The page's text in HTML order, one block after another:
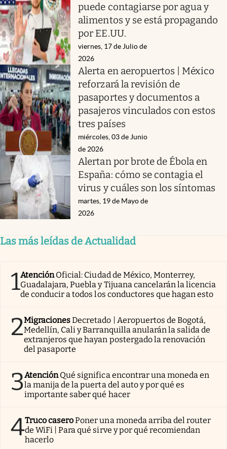
puede contagiarse por agua y
alimentos y se está propagando
por EE.UU.
viernes, 17 de Julio de
2026
Alerta en aeropuertos | México
reforzará la revisión de
pasaportes y documentos a
pasajeros vinculados con estos
tres países
miércoles, 03 de Junio
de 2026
Alertan por brote de Ébola en
España: cómo se contagia el
virus y cuáles son los síntomas
martes, 19 de Mayo de
2026
Las más leídas de Actualidad
1AtenciónOficial: Ciudad de México, Monterrey,
Guadalajara, Puebla y Tijuana cancelarán la licencia
de conducir a todos los conductores que hagan esto
2MigracionesDecretado | Aeropuertos de Bogotá,
Medellín, Cali y Barranquilla anularán la salida de
extranjeros que hayan postergado la renovación
del pasaporte
3AtenciónQué significa encontrar una moneda en
la manija de la puerta del auto y por qué es
importante saber qué hacer
4Truco caseroPoner una moneda arriba del router
de WiFi | Para qué sirve y por qué recomiendan
hacerlo